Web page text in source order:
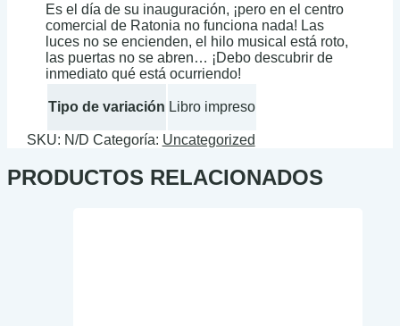
Es el día de su inauguración, ¡pero en el centro
comercial de Ratonia no funciona nada! Las
luces no se encienden, el hilo musical está roto,
las puertas no se abren… ¡Debo descubrir de
inmediato qué está ocurriendo!
Tipo de variación Libro impreso
SKU: N/D Categoría: Uncategorized
PRODUCTOS RELACIONADOS